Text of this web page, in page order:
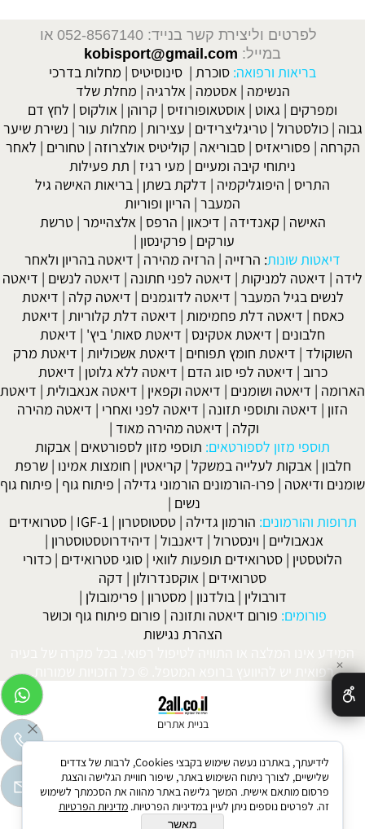
לפרטים וליצירת קשר בנייד: 052-8567140
או
במייל: kobisport@gmail.com
בריאות ורפואה: סוכרת | סינוסיטיס | מחלות בדרכי
הנשימה | אסטמה | אלרגיה | מחלת שלד
ומפרקים | גאוט | אוסטאופורוזיס | קרוהן | אולקוס | לחץ דם
גבוה |כולסטרול |טריגליצרידים | עצירות | מחלות עור | נשירת שיער
הקרחה | פסוריאזיס |סבוריאה | קוליטיס אולצרוזה |טחורים | לאחר
ניתוחי קיבה ומעיים | מעי רגיז | תת פעילות
התריס | היפוגליקמיה | דלקת בשתן | בריאות האישה גיל
המעבר | הריון ופוריות
האישה | קאנדידה | דיכאון | הרפס | אלצהיימר |טרשת
עורקים | פרקינסון |
דיאטות שונות: הרזייה | הרזיה מהירה | דיאטה בהריון ולאחר
לידה | דיאטה למניקות | דיאטה לפני חתונה | דיאטה לנשים | דיאטה
לנשים בגיל המעבר | דיאטה לדוגמנים | דיאטה קלה | דיאטת
כאסח | דיאטה דלת פחמימות | דיאטה דלת קלוריות | דיאטת
חלבונים | דיאטת אטקינס | דיאטת סאות' ביץ' | דיאטת
השוקולד | דיאטת חומץ תפוחים | דיאטת אשכוליות | דיאטת מרק
כרוב | דיאטה לפי סוג הדם | דיאטה ללא גלוטן | דיאטת
הארומה | דיאטה ושומנים | דיאטה וקפאין | דיאטה אנאבולית | דיאטת
הזון | דיאטה ותוספי תזונה | דיאטה לפני ואחרי | דיאטה מהירה
וקלה | דיאטה מהירה מאוד |
תוספי מזון לספורטאים: תוספי מזון לספורטאים | אבקות
חלבון | אבקות לעלייה במשקל | קריאטין | חומצות אמינו |שרפת
שומנים ודיאטה | פרו-הורמונים הורמוני גדילה | פיתוח גוף | פיתוח גוף
נשים |
תרופות והורמונים: הורמון גדילה |טסטוסטרון |
IGF-1
|סטרואידים
אנאבוליים | וינסטרול | דיאנבול | דיהידרוטסטוסטרון |
הלוטסטין | סטרואידים תופעות לוואי | סוגי סטרואידים | כדורי
סטרואידים | אוקסנדרולון | דקה
דורבולין | בולדנון | מסטרון | פרימובולן |
פורומים: פורום דיאטה ותזונה | פורום פיתוח גוף וכושר
הצהרת נגישות
המידע אינו המלצה או התוויה לטיפול רפואי. בכל מקרה של בעיה
רפואית יש להיוועץ ברופא המטפל. © כל הזכויות שמורות.
בניית אתרים
✕
לידיעתך, באתרנו נעשה שימוש בקבצי Cookies, לרבות של צדדים
שלישיים, לצורך ניתוח השימוש באתר, שיפור חוויית הגלישה והצגת
פרסום מותאם אישית. המשך גלישה באתר מהווה את הסכמתך לשימוש
זה. לפרטים נוספים ניתן לעיין במדיניות הפרטיות. מדיניות הפרטיות
מאשר